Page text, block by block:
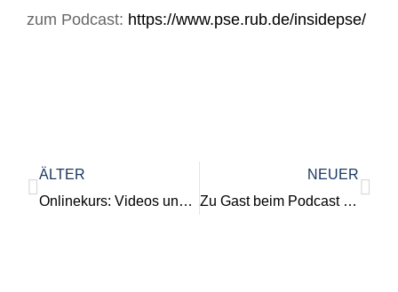
zum Podcast: https://www.pse.rub.de/insidepse/
ÄLTER
Onlinekurs: Videos und Audios selbst erstellen
NEUER
Zu Gast beim Podcast zugehOERt: Die lernende OER-Strategie